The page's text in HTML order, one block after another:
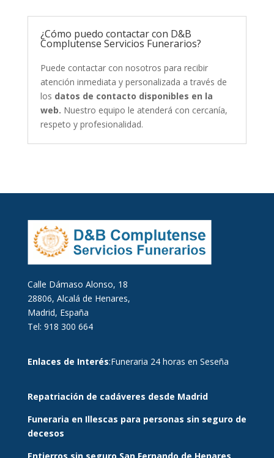
¿Cómo puedo contactar con D&B
Complutense Servicios Funerarios?
Puede contactar con nosotros para recibir
atención inmediata y personalizada a través de
los datos de contacto disponibles en la
web. Nuestro equipo le atenderá con cercanía,
respeto y profesionalidad.
Calle Dámaso Alonso, 18
28806, Alcalá de Henares,
Madrid, España
Tel: 918 300 664
Enlaces de Interés:Funeraria 24 horas en Seseña
Repatriación de cadáveres desde Madrid
Funeraria en Illescas para personas sin seguro de
decesos